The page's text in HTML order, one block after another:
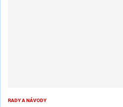
RADY A NÁVODY